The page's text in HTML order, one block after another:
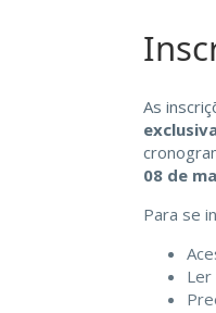
As
08 de
Para se
Ler